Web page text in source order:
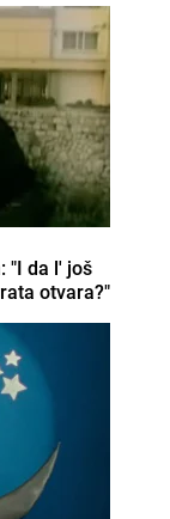
"I da l' još
otvara?"